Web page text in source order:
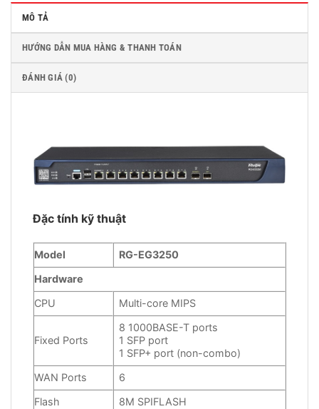
MÔ TẢ
HƯỚNG DẪN MUA HÀNG & THANH TOÁN
ĐÁNH GIÁ (0)
Đặc tính kỹ thuật
Model
RG-EG3250
Hardware
CPU
Multi-core MIPS
Fixed Ports
8 1000BASE-T ports
1 SFP port
1 SFP+ port (non-combo)
WAN Ports
6
Flash
8M SPIFLASH